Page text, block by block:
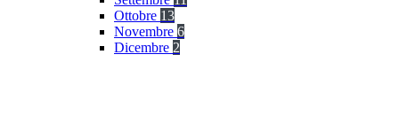
Ottobre 13
Novembre 6
Dicembre 2